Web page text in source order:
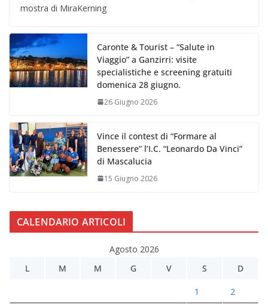
mostra di MiraKerning
Caronte & Tourist – “Salute in
Viaggio” a Ganzirri: visite
specialistiche e screening gratuiti
domenica 28 giugno.
26 Giugno 2026
Vince il contest di “Formare al
Benessere” l’I.C. “Leonardo Da Vinci”
di Mascalucia
15 Giugno 2026
CALENDARIO ARTICOLI
Agosto 2026
L
M M G V S D
1 2